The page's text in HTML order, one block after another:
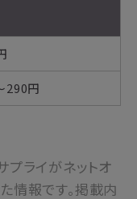
290円
プライがネットオ
情報です。掲載内